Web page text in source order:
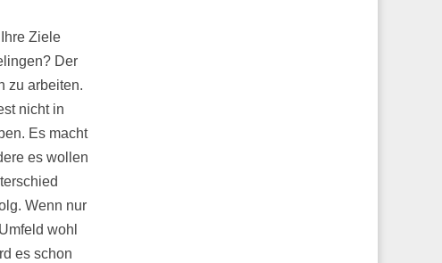
Ziele
Der
zu arbeiten.
nicht in
Es macht
es wollen
Wenn nur
wohl
es schon